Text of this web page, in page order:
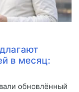
в месяц:
обновлённый